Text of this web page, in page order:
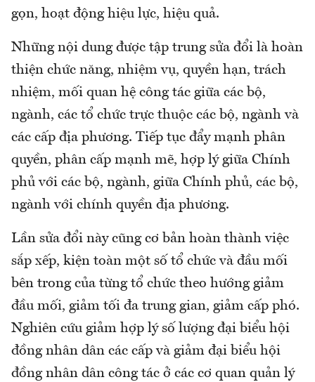
gọn, hoạt động hiệu lực, hiệu quả.
Những nội dung được tập trung sửa đổi là hoàn
thiện chức năng, nhiệm vụ, quyền hạn, trách
nhiệm, mối quan hệ công tác giữa các bộ,
ngành, các tổ chức trực thuộc các bộ, ngành và
các cấp địa phương. Tiếp tục đẩy mạnh phân
quyền, phân cấp mạnh mẽ, hợp lý giữa Chính
phủ với các bộ, ngành, giữa Chính phủ, các bộ,
ngành với chính quyền địa phương.
Lần sửa đổi này cũng cơ bản hoàn thành việc
sắp xếp, kiện toàn một số tổ chức và đầu mối
bên trong của từng tổ chức theo hướng giảm
đầu mối, giảm tối đa trung gian, giảm cấp phó.
Nghiên cứu giảm hợp lý số lượng đại biểu hội
đồng nhân dân các cấp và giảm đại biểu hội
đồng nhân dân công tác ở các cơ quan quản lý